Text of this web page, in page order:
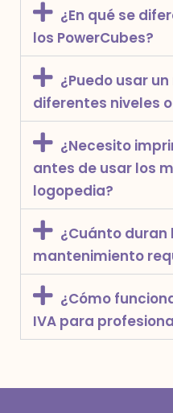
¿En qué se
los PowerCubes?
¿Puedo usar
diferentes niveles
¿Necesito
antes de usar los
logopedia?
¿Cuánto
mantenimiento
¿Cómo
IVA para